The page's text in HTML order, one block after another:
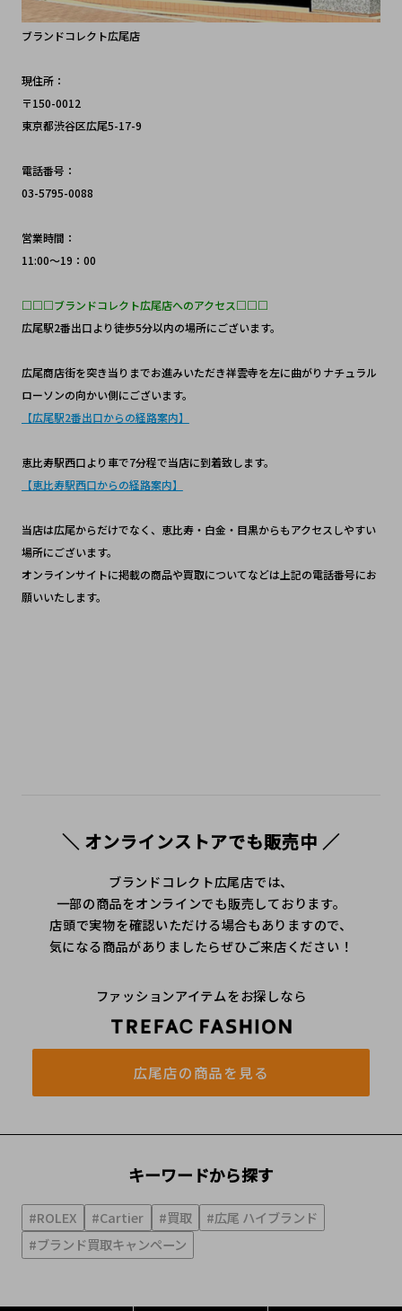
ブランドコレクト広尾店
現住所：
〒150-0012
東京都渋谷区広尾5-17-9
電話番号：
03-5795-0088
営業時間：
11:00～19：00
□□□ブランドコレクト広尾店へのアクセス□□□
広尾駅2番出口より徒歩5分以内の場所にございます。
広尾商店街を突き当りまでお進みいただき祥雲寺を左に曲がりナチュラル
ローソンの向かい側にございます。
【広尾駅2番出口からの経路案内】
恵比寿駅西口より車で7分程で当店に到着致します。
【恵比寿駅西口からの経路案内】
当店は広尾からだけでなく、恵比寿・白金・目黒からもアクセスしやすい
場所にございます。
オンラインサイトに掲載の商品や買取についてなどは上記の電話番号にお
願いいたします。
＼ オンラインストアでも販売中 ／
ブランドコレクト広尾店では、
一部の商品をオンラインでも販売しております。
店頭で実物を確認いただける場合もありますので、
気になる商品がありましたらぜひご来店ください！
ファッションアイテムをお探しなら
広尾店の商品を見る
キーワードから探す
#ROLEX #Cartier #買取
#広尾 ハイブランド
#ブランド買取キャンペーン